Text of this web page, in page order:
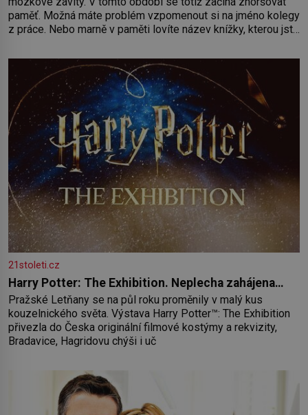
paměť. Možná máte problém vzpomenout si na jméno kolegy
z práce. Nebo marně v paměti lovíte název knížky, kterou jste
paměť rozhodla stávkovat. Cvičte
21stoleti.cz
Harry Potter: The Exhibition. Neplecha zahájena…
Pražské Letňany se na půl roku proměnily v malý kus
kouzelnického světa. Výstava Harry Potter™: The Exhibition
přivezla do Česka originální filmové kostýmy a rekvizity,
Bradavice, Hagridovu chýši i uč